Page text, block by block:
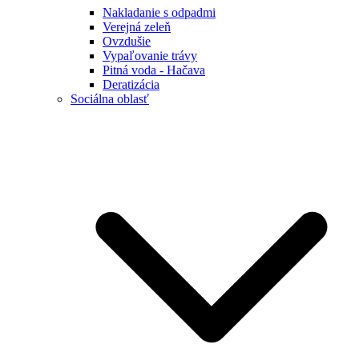
Nakladanie s odpadmi
Verejná zeleň
Ovzdušie
Vypaľovanie trávy
Pitná voda - Hačava
Deratizácia
Sociálna oblasť